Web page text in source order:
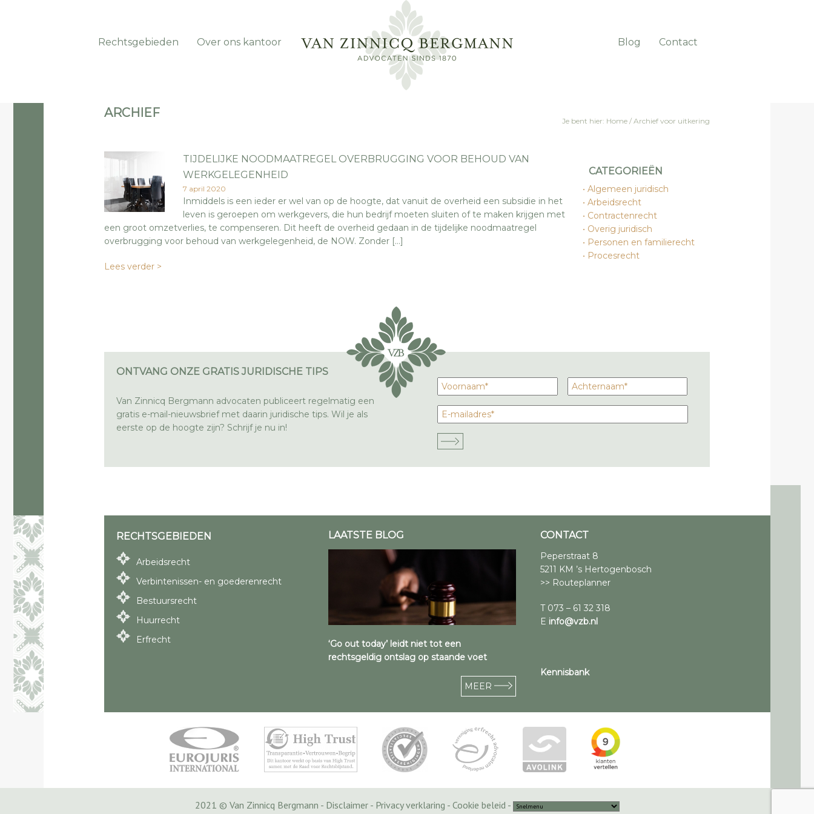
Rechtsgebieden Over ons kantoor Blog Contact
ARCHIEF
Je bent hier: Home / Archief voor uitkering
TIJDELIJKE NOODMAATREGEL OVERBRUGGING VOOR BEHOUD VAN
WERKGELEGENHEID
7 april 2020
Inmiddels is een ieder er wel van op de hoogte, dat vanuit de overheid een subsidie in het
leven is geroepen om werkgevers, die hun bedrijf moeten sluiten of te maken krijgen met
een groot omzetverlies, te compenseren. Dit heeft de overheid gedaan in de tijdelijke noodmaatregel
overbrugging voor behoud van werkgelegenheid, de NOW. Zonder […]
Lees verder >
CATEGORIEËN
Algemeen juridisch
Arbeidsrecht
Contractenrecht
Overig juridisch
Personen en familierecht
Procesrecht
ONTVANG ONZE GRATIS JURIDISCHE TIPS
Van Zinnicq Bergmann advocaten publiceert regelmatig een
gratis e-mail-nieuwsbrief met daarin juridische tips. Wil je als
eerste op de hoogte zijn? Schrijf je nu in!
RECHTSGEBIEDEN
Arbeidsrecht
Verbintenissen- en goederenrecht
Bestuursrecht
Huurrecht
Erfrecht
LAATSTE BLOG
‘Go out today’ leidt niet tot een
rechtsgeldig ontslag op staande voet
MEER
CONTACT
Peperstraat 8
5211 KM ’s Hertogenbosch
>> Routeplanner
T 073 – 61 32 318
E info@vzb.nl
Kennisbank
2021 © Van Zinnicq Bergmann - Disclaimer- Privacy verklaring - Cookie beleid -